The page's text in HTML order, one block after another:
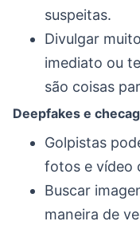
suspeitas.
Divulgar
imediato ou
são coisas
Deepfakes e
Golpistas
fotos e vídeo
Buscar
maneira de